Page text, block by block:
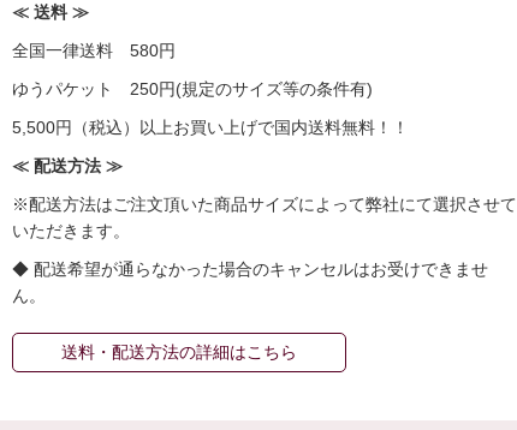
≪ 送料 ≫
全国一律送料 580円
ゆうパケット 250円(規定のサイズ等の条件有)
5,500円（税込）以上お買い上げで国内送料無料！！
≪ 配送方法 ≫
※配送方法はご注文頂いた商品サイズによって弊社にて選択させて
いただきます。
◆ 配送希望が通らなかった場合のキャンセルはお受けできませ
ん。
送料・配送方法の詳細はこちら